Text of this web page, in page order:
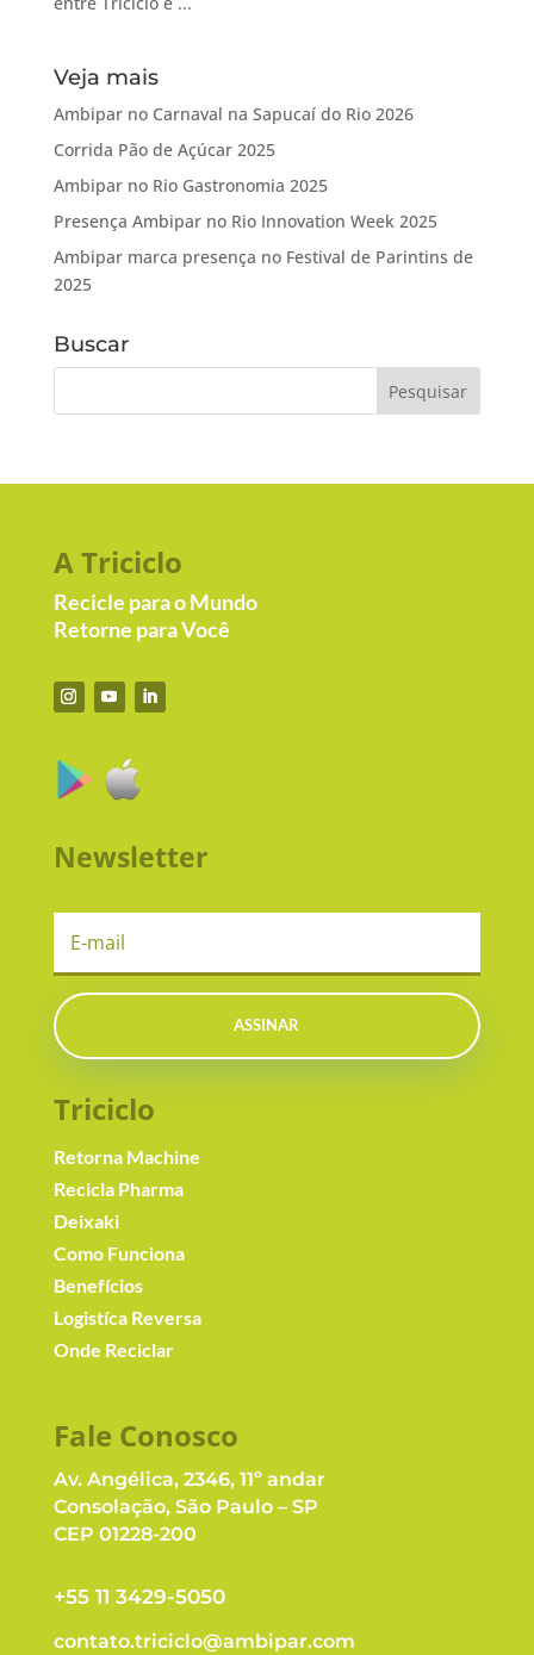
Veja mais
Ambipar no Carnaval na Sapucaí do Rio 2026
Corrida Pão de Açúcar 2025
Ambipar no Rio Gastronomia 2025
Presença Ambipar no Rio Innovation Week 2025
Ambipar marca presença no Festival de Parintins de
2025
Buscar
A Triciclo
Recicle para o Mundo
Retorne para Você
Newsletter
ASSINAR
Triciclo
Retorna Machine
Recicla Pharma
Deixaki
Como Funciona
Benefícios
Logistíca Reversa
Onde Reciclar
Fale Conosco
Av. Angélica, 2346, 11º andar
Consolação, São Paulo – SP
CEP 01228-200
+55 11 3429-5050
contato.triciclo@ambipar.com